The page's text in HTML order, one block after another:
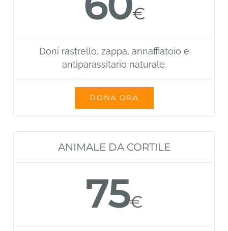
€
Doni rastrello, zappa, annaffiatoio e
antiparassitario naturale.
DONA ORA
ANIMALE DA CORTILE
75€